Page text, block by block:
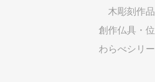
木彫刻作品
創作仏具・
わらべシリ